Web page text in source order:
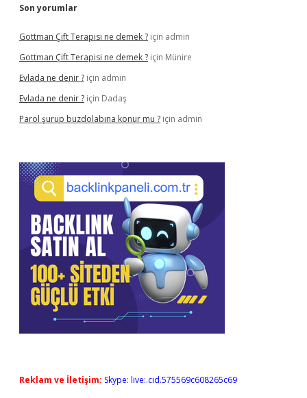
Son yorumlar
Gottman Çift Terapisi ne demek ? için admin
Gottman Çift Terapisi ne demek ? için Münire
Evlada ne denir ? için admin
Evlada ne denir ? için Dadaş
Parol şurup buzdolabına konur mu ? için admin
Reklam ve İletişim: Skype: live:.cid.575569c608265c69